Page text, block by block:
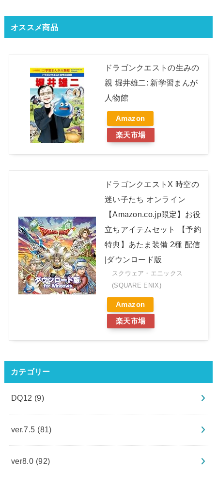
オススメ商品
ドラゴンクエストの生みの
親 堀井雄二: 新学習まんが
人物館
Amazon
楽天市場
ドラゴンクエストX 時空の
迷い子たち オンライン
【Amazon.co.jp限定】お役
立ちアイテムセット 【予約
特典】あたま装備 2種 配信
|ダウンロード版
スクウェア・エニックス
(SQUARE ENIX)
Amazon
楽天市場
カテゴリー
DQ12 (9)
ver.7.5 (81)
ver8.0 (92)